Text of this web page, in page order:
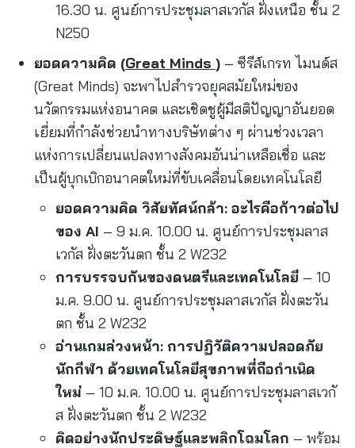
16.30 น. ศูนย์การประชุมลาสเวกัส ฝั่งเหนือ ชั้น 2
N250
ยอดความคิด (Great Minds ) – ซีรีส์เกรท ไมนด์ส
(Great Minds) จะพาไปสำรวจยุคสมัยใหม่ของ
นวัตกรรมแห่งอนาคต และเชิดชูผู้มีสติปัญญาอันยอด
เยี่ยมที่กำลังช่วยนำทางบริษัทต่าง ๆ ผ่านช่วงเวลา
แห่งการเปลี่ยนแปลงทางสังคมอันน่าเหลือเชื่อ และ
เป็นผู้บุกเบิกอนาคตใหม่ที่ขับเคลื่อนโดยเทคโนโลยี
ยอดความคิด วิสัยทัศน์กล้า: อะไรคือก้าวต่อไป
ของ AI – 9 ม.ค. 10.00 น. ศูนย์การประชุมลาส
เวกัส ฝั่งตะวันตก ชั้น 2 W232
การบรรจบกันของดนตรีและเทคโนโลยี – 10
ม.ค. 9.00 น. ศูนย์การประชุมลาสเวกัส ฝั่งตะวัน
ตก ชั้น 2 W232
อ่านเกมล่วงหน้า: การปฏิวัติความปลอดภัย
นักกีฬา ด้วยเทคโนโลยีสุขภาพที่ถือกำเนิด
ใหม่ – 10 ม.ค. 10.00 น. ศูนย์การประชุมลาสเวกั
ส ฝั่งตะวันตก ชั้น 2 W232
คิดอย่างนักประดิษฐ์และพลิกโฉมโลก – พร้อม